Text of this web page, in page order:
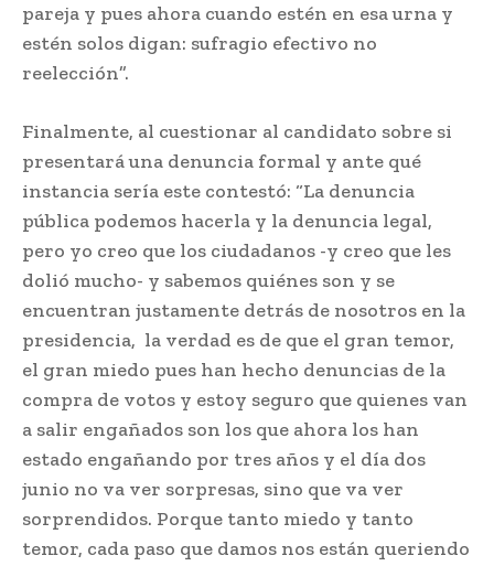
pareja y pues ahora cuando estén en esa urna y
estén solos digan: sufragio efectivo no
reelección”.
Finalmente, al cuestionar al candidato sobre si
presentará una denuncia formal y ante qué
instancia sería este contestó: “La denuncia
pública podemos hacerla y la denuncia legal,
pero yo creo que los ciudadanos -y creo que les
dolió mucho- y sabemos quiénes son y se
encuentran justamente detrás de nosotros en la
presidencia, la verdad es de que el gran temor,
el gran miedo pues han hecho denuncias de la
compra de votos y estoy seguro que quienes van
a salir engañados son los que ahora los han
estado engañando por tres años y el día dos
junio no va ver sorpresas, sino que va ver
sorprendidos. Porque tanto miedo y tanto
temor, cada paso que damos nos están queriendo